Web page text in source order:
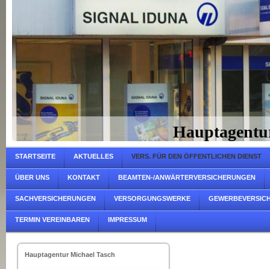
STARTSEITE AKTUELLES VERS. FÜR DEN ÖFFENTLICHEN DIENST
ÜBER UNS KONTAKT BEAMTEN-/ANWÄRTERVERSICHERUNGEN
SACHVERSICHERUNGEN VERSORGUNGSWERKE
TERMIN VEREINBAREN IMPRESSUM
Hauptagentur Michael Tasch